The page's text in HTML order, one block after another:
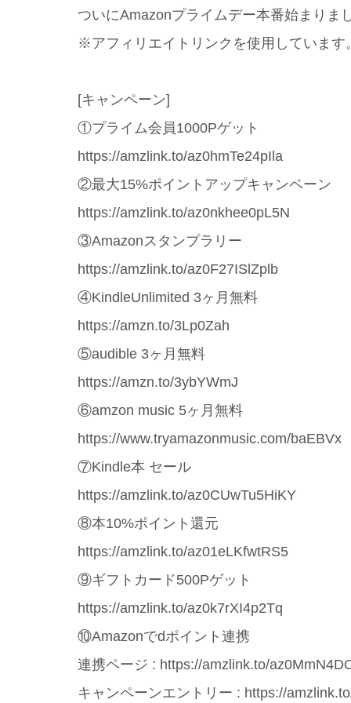
ついにAmazonプライムデー本番始まりま
※アフィリエイトリンクを使用しています。
[キャンペーン]
①プライム会員1000Pゲット
https://amzlink.to/az0hmTe24pIla
②最大15%ポイントアップキャンペーン
https://amzlink.to/az0nkhee0pL5N
③Amazonスタンプラリー
https://amzlink.to/az0F27ISlZplb
④KindleUnlimited 3ヶ月無料
https://amzn.to/3Lp0Zah
⑤audible 3ヶ月無料
https://amzn.to/3ybYWmJ
⑥amzon music 5ヶ月無料
https://www.tryamazonmusic.com/baEBVx
⑦Kindle本 セール
https://amzlink.to/az0CUwTu5HiKY
⑧本10%ポイント還元
https://amzlink.to/az01eLKfwtRS5
⑨ギフトカード500Pゲット
https://amzlink.to/az0k7rXI4p2Tq
⑩Amazonでdポイント連携
連携ページ : https://amzlink.to/
キャンペーンエントリー : https://